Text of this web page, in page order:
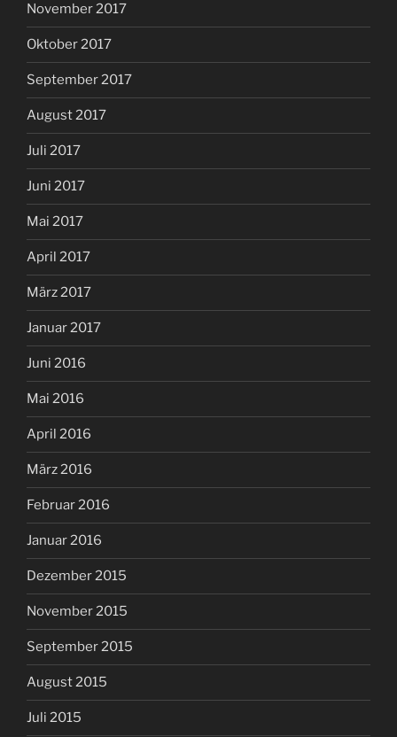
November 2017
Oktober 2017
September 2017
August 2017
Juli 2017
Juni 2017
Mai 2017
April 2017
März 2017
Januar 2017
Juni 2016
Mai 2016
April 2016
März 2016
Februar 2016
Januar 2016
Dezember 2015
November 2015
September 2015
August 2015
Juli 2015